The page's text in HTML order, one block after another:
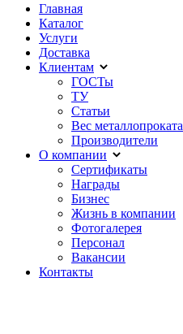
Главная
Каталог
Услуги
Доставка
Клиентам
ГОСТы
ТУ
Статьи
Вес металлопроката
Производители
О компании
Сертификаты
Награды
Бизнес
Жизнь в компании
Фотогалерея
Персонал
Вакансии
Контакты